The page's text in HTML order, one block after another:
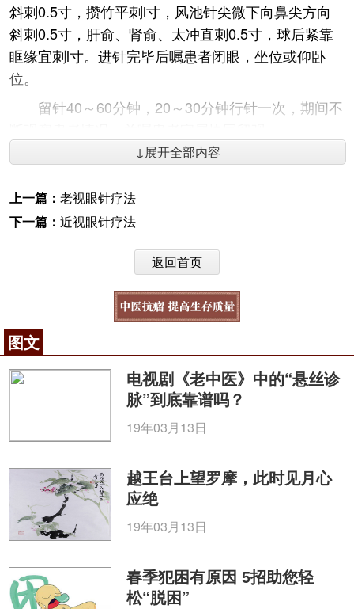
斜刺0.5寸，攒竹平刺l寸，风池针尖微下向鼻尖方向
斜刺0.5寸，肝俞、肾俞、太冲直刺0.5寸，球后紧靠
眶缘宜刺l寸。进针完毕后嘱患者闭眼，坐位或仰卧
位。
留针40～60分钟，20～30分钟行针一次，期间不
操作间隔：每天1次，10次为1个疗程。
主治：肝肾不足证：视远尚清，视近模糊，全身
无明显不适，或久视目珠酸痛，头晕耳鸣，腰膝酸
软，口咽干燥，舌红少苔，脉细数。
取穴主穴：眼针5区、6区、7区，承泣、太阳、
攒竹、风池。配穴：球后、百会、上星
操作规程：每次选主穴平补平泻，留针40分钟，
眼5区沿眶缘向鼻侧斜剌，6区、7区沿眶缘向颞侧皮
下斜刺，进针时用0.5寸毫针进针0.5寸、承泣进针从
眶下缘中点与眼球之间，紧贴眶缘垂直刺入眼球下，
太阳斜刺0.5寸，攒竹平刺1寸，风池针尖微下向鼻尖
方向斜刺0.5寸，球后紧靠眶缘宜刺1寸，上星、百会
平刺1寸，进针完毕后嘱患者闭眼，坐位或仰卧位。
留针40～60分钟，20～30分钟行针一次，期间不
断观察患者情况，并嘱患者家属协同留观。
操作间隔：每天1次，10次为1个疗程。
主治：气血两虚证：视远较视近清楚，不耐久
↓展开全部内容
上一篇： 老视眼针疗法
下一篇： 近视眼针疗法
返回首页
图文
电视剧《老中医》中的“悬丝诊
脉”到底靠谱吗？
19年03月13日
越王台上望罗摩，此时见月心
应绝
19年03月13日
春季犯困有原因 5招助您轻
松“脱困”